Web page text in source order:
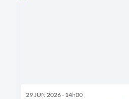
29 JUN 2026 - 14h00